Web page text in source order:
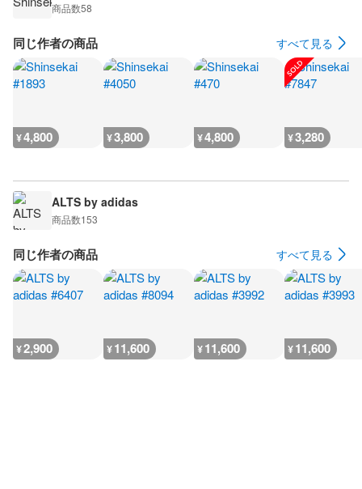
商品数58
同じ作者の商品 すべて見る
¥4,800 ¥3,800 ¥4,800 ¥3,280
ALTS by adidas
商品数153
同じ作者の商品 すべて見る
¥2,900 ¥11,600 ¥11,600 ¥11,600